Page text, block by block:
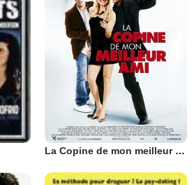
La Copine de mon meilleur ami